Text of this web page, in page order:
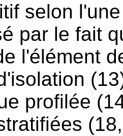
selon
par le fait
l'élément
profilée